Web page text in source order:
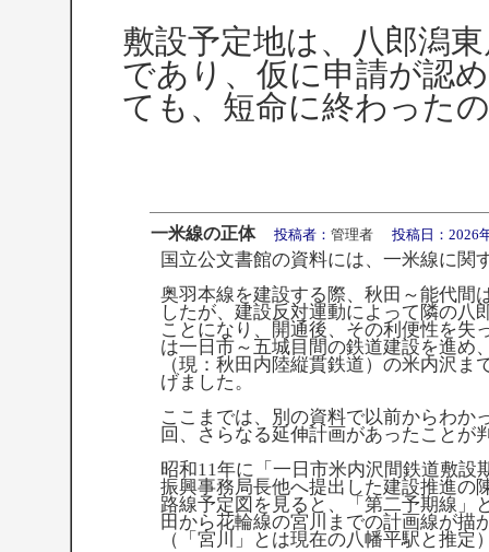
敷設予定地は、八郎潟
であり、仮に申請が認
ても、短命に終わった
一米線の正体 投稿者： 管理者 投稿日：2026
国立公文書館の資料には、一米線に関
奥羽本線を建設する際、秋田～能代間
したが、建設反対運動によって隣の八
ことになり、開通後、その利便性を失
は一日市～五城目間の鉄道建設を進め
（現：秋田内陸縦貫鉄道）の米内沢ま
げました。
ここまでは、別の資料で以前からわか
回、さらなる延伸計画があったことが
昭和11年に「一日市米内沢間鉄道敷設
振興事務局長他へ提出した建設推進の
路線予定図を見ると、「第二予期線」
田から花輪線の宮川までの計画線が描
（「宮川」とは現在の八幡平駅と推定